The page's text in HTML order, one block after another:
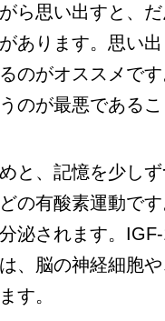
ら思い出すと、
あります。思い
のがオススメで
のが最悪である
と、記憶を少し
の有酸素運動で
泌されます。
、脳の神経細胞
す。